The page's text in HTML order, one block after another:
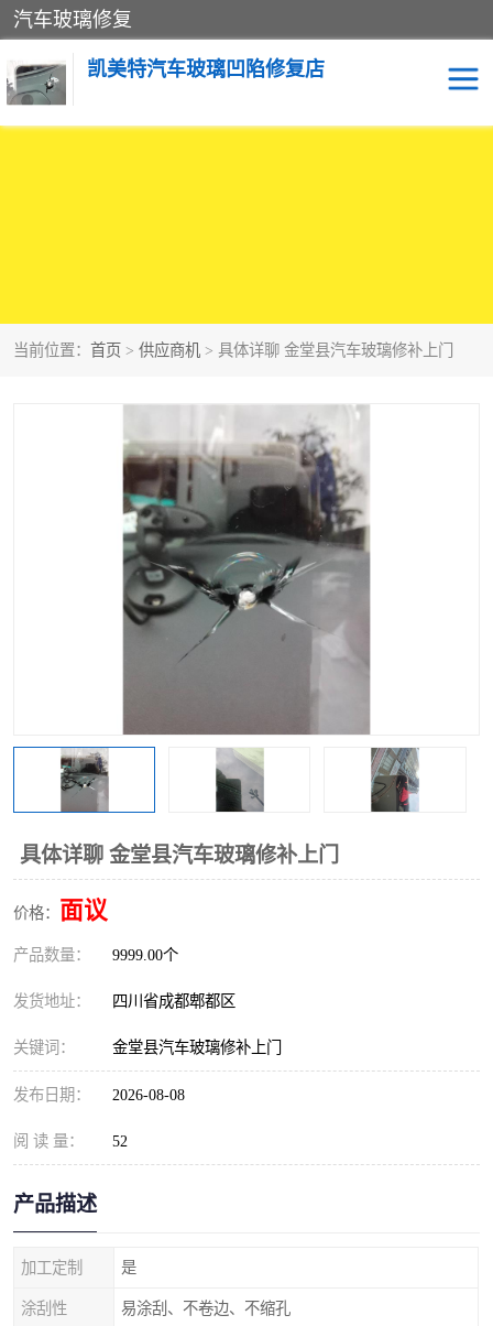
汽车玻璃修复
凯美特汽车玻璃凹陷修复店
当前位置： 首页 > 供应商机 > 具体详聊 金堂县汽车玻璃修补上门
具体详聊 金堂县汽车玻璃修补上门
价格： 面议
产品数量： 9999.00个
发货地址： 四川省成都郫都区
关键词： 金堂县汽车玻璃修补上门
发布日期： 2026-08-08
阅 读 量： 52
产品描述
加工定制 是
涂刮性 易涂刮、不卷边、不缩孔